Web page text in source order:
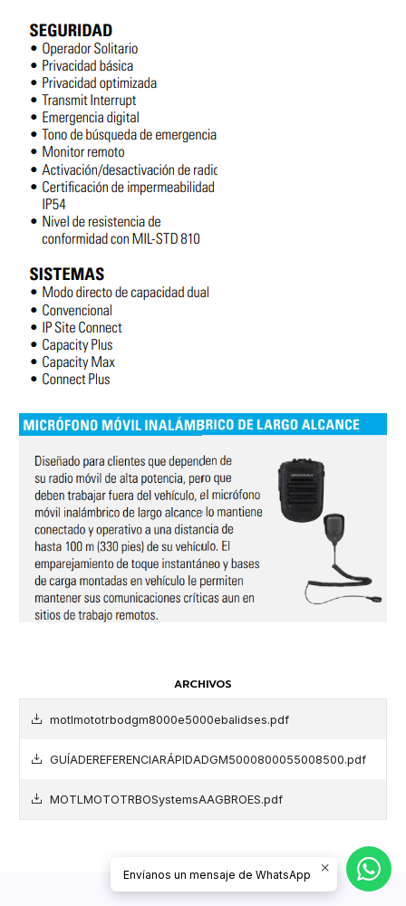
ARCHIVOS
motlmototrbodgm8000e5000ebalidses.pdf
GUÍADEREFERENCIARÁPIDADGM5000800055008500.pdf
MOTLMOTOTRBOSystemsAAGBROES.pdf
Envíanos un mensaje de WhatsApp